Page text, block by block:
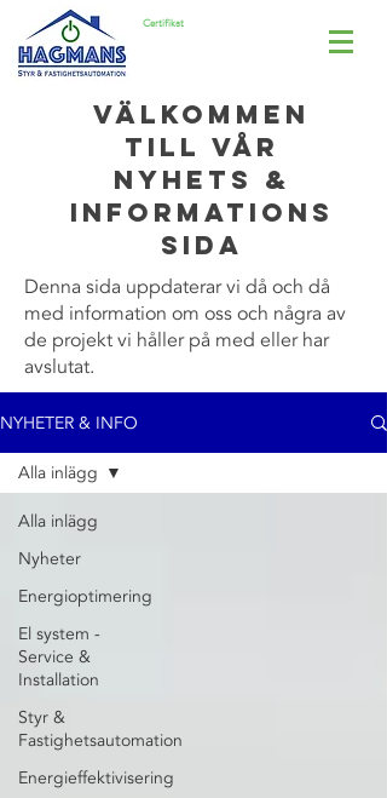
Certifikat
NYHETER & INFO
Alla inlägg
Nyheter
Energioptimering
El system -
Service &
Installation
Styr &
Fastighetsautomation
Energieffektivisering
Alla inlägg
Välkommen
till vår
nyhets &
informations
sida
Denna sida uppdaterar vi då och då
med information om oss och några av
de projekt vi håller på med eller har
avslutat.